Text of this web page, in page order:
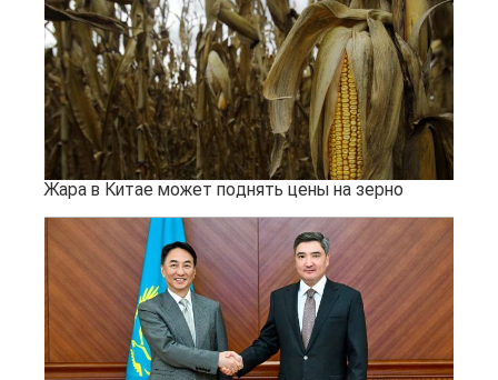
Жара в Китае может поднять цены на зерно